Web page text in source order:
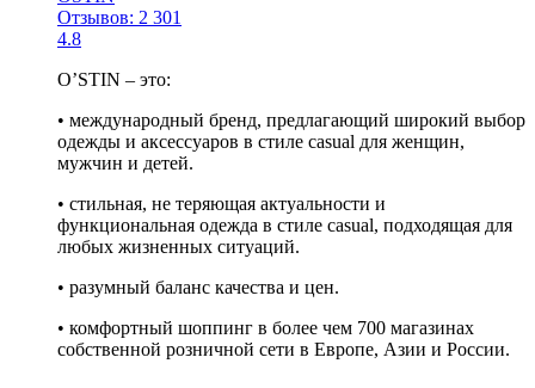
Отзывов: 2 301
4.8
O’STIN – это:
• международный бренд, предлагающий широкий выбор
одежды и аксессуаров в стиле casual для женщин,
мужчин и детей.
• стильная, не теряющая актуальности и
функциональная одежда в стиле casual, подходящая для
любых жизненных ситуаций.
• разумный баланс качества и цен.
• комфортный шоппинг в более чем 700 магазинах
собственной розничной сети в Европе, Азии и России.